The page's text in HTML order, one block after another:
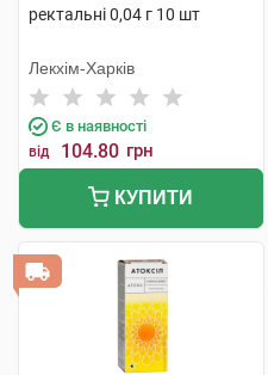
ректальні 0,04 г 10 шт
Лекхім-Харків
Є в наявності
від 104.80 грн
КУПИТИ